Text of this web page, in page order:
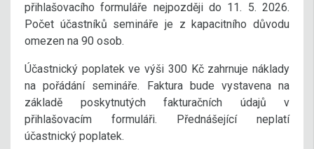
přihlašovacího formuláře nejpozději do 11. 5. 2026.
Počet účastníků semináře je z kapacitního důvodu
omezen na 90 osob.
Účastnický poplatek ve výši 300 Kč zahrnuje náklady
na pořádání semináře. Faktura bude vystavena na
základě poskytnutých fakturačních údajů v
přihlašovacím formuláři. Přednášející neplatí
účastnický poplatek.